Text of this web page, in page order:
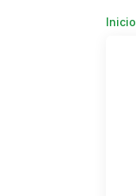
Inicio